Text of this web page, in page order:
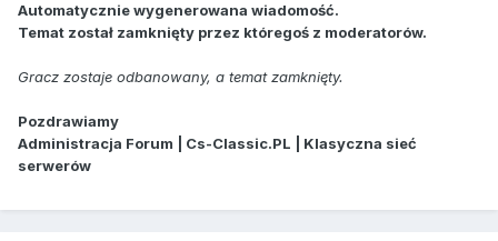
Automatycznie wygenerowana wiadomość.
Temat został zamknięty przez któregoś z moderatorów.
Gracz zostaje odbanowany, a temat zamknięty.
Pozdrawiamy
Administracja Forum | Cs-Classic.PL | Klasyczna sieć
serwerów